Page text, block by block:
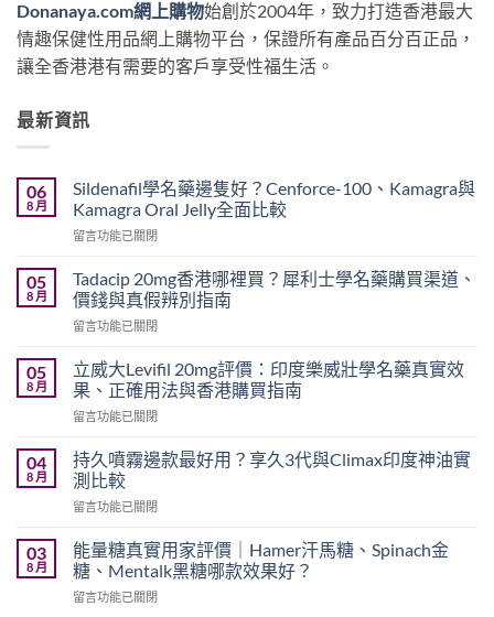
Donanaya.com網上購物始創於2004年，致力打造香港最大
情趣保健性用品網上購物平台，保證所有產品百分百正品，
讓全香港港有需要的客戶享受性福生活。
最新資訊
06
8 月
Sildenafil學名藥邊隻好？Cenforce-100、Kamagra與
Kamagra Oral Jelly全面比較
在
學
名
藥
邊
好？
Cenforce-
100、
Kamagra
Kamagra
Oral
全
比
較〉
中
留言功能已關閉
05
8 月
Tadacip 20mg香港哪裡買？犀利士學名藥購買渠道、
價錢與真假辨別指南
在
20mg
香
港
哪
買？
犀
利
士
名
藥
買
留言功能已關閉
05
8 月
立威大Levifil 20mg評價：印度樂威壯學名藥真實效
果、正確用法與香港購買指南
在
威
大
Levifil
20mg
價：
印
度
樂
留言功能已關閉
04
8 月
持久噴霧邊款最好用？享久3代與Climax印度神油實
測比較
在
久
噴
霧
邊
留言功能已關閉
03
8 月
能量糖真實用家評價｜Hamer汗馬糖、Spinach金
糖、Mentalk黑糖哪款效果好？
在
留言功能已關閉